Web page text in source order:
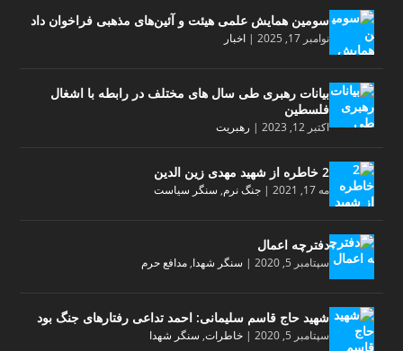
سومین همایش علمی هیئت و آئین‌های مذهبی فراخوان داد
نوامبر 17, 2025 |اخبار
بیانات رهبری طی سال های مختلف در رابطه با اشغال
فلسطین
اکتبر 12, 2023 | رهبریت
2 خاطره از شهید مهدی زین الدین
مه 17, 2021 |جنگ نرم, سنگر سیاست
دفترچه اعمال
سپتامبر 5, 2020 | سنگر شهدا,مدافع حرم
شهید حاج قاسم سلیمانی: احمد تداعی رفتارهای جنگ بود
سپتامبر 5, 2020 |خاطرات, سنگر شهدا